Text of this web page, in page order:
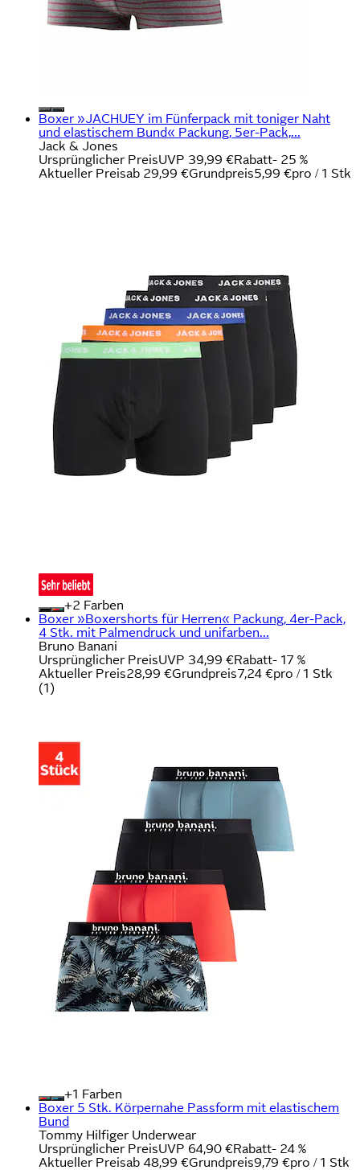
Boxer »JACHUEY im Fünferpack mit toniger Naht
und elastischem Bund« Packung, 5er-Pack,...
Jack & Jones
Ursprünglicher PreisUVP 39,99 €Rabatt- 25 %
Aktueller Preisab 29,99 €Grundpreis5,99 €pro / 1 Stk
+
Farben
Boxer »Boxershorts für Herren« Packung, 4er-Pack,
4 Stk. mit Palmendruck und unifarben...
Bruno Banani
Ursprünglicher PreisUVP 34,99 €Rabatt- 17 %
Aktueller Preis28,99 €Grundpreis7,24 €pro / 1 Stk
(1)
+
Farben
Boxer 5 Stk. Körpernahe Passform mit elastischem
Bund
Tommy Hilfiger Underwear
Ursprünglicher PreisUVP 64,90 €Rabatt- 24 %
Aktueller Preisab 48,99 €Grundpreis9,79 €pro / 1 Stk